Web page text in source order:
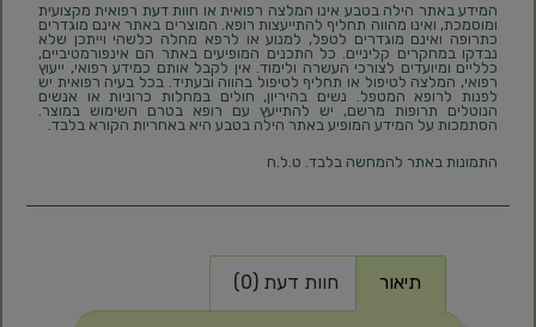
המידע באתר הילה בטבע אינו המלצה רפואית או חוות דעת רפואית מקצועית
ומוסמכת, ואינו מהווה תחליף להתייעצות רופא. המוצרים באתר אינם מוגדרים
כתרופה ואינם מוגדרים לטפל, למנוע או לרפא מחלה כלשהי וייתכן שלא
נבדקו במחקרים קליניים. כל התכנים המופיעים באתר הם אינפורמטיביים,
כלליים ומיועדים לצורכי העשרה ולימוד. אין לקבל אותם כמידע רפואי, ייעוץ
רפואי, המלצה לטיפול או תחליף לטיפול בהווה ובעתיד. בכל בעיה רפואית יש
לפנות לרופא המטפל. נשים בהיריון, חולים במחלות כרוניות או אנשים
הנוטלים תרופות מרשם, יש להתייעץ עם רופא בטרם השימוש במוצר.
הסתמכות על המידע המופיע באתר הילה בטבע היא באחריות הקורא בלבד.
התמונות באתר להמחשה בלבד. ט.ל.ח
תיאור חוות דעת (0)